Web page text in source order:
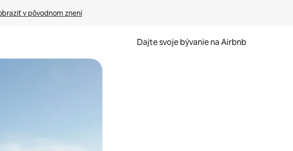
v pôvodnom znení
Dajte svoje bývanie na Airbnb